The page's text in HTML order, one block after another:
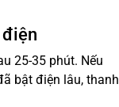
25-35 phút. Nếu
bật điện lâu, thanh